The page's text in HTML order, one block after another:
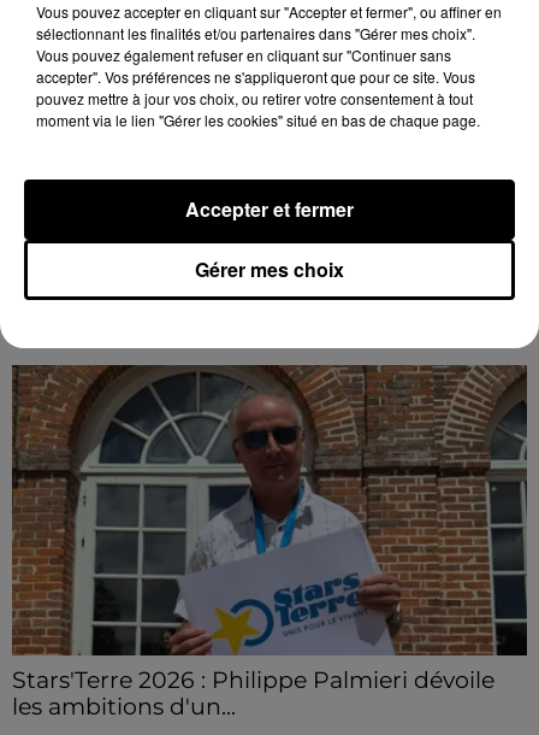
connaissent la...
Le C'CMBM affrontera un autre club de la région
Centre à l'occasion des 32es de finale de la Coupe de
LE GRAND FORMAT
Stars'Terre 2026 : Philippe Palmieri dévoile
les ambitions d'un...
Vous pouvez accepter en cliquant sur "Accepter et fermer", ou affiner en
sélectionnant les finalités et/ou partenaires dans "Gérer mes choix".
Vous pouvez également refuser en cliquant sur "Continuer sans
accepter". Vos préférences ne s'appliqueront que pour ce site. Vous
pouvez mettre à jour vos choix, ou retirer votre consentement à tout
moment via le lien "Gérer les cookies" situé en bas de chaque page.
Gérer mes choix
Accepter et fermer